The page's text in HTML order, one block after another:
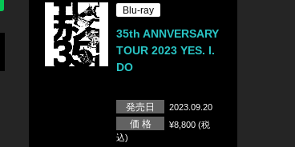
Blu-ray
35th ANNVERSARY
TOUR 2023 YES. I.
DO
発売日 2023.09.20
価 格
¥8,800 (税
込)